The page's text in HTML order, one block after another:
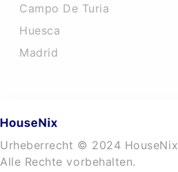
Campo De Turia
Huesca
Madrid
Urheberrecht © 2024 HouseNix
Alle Rechte vorbehalten.